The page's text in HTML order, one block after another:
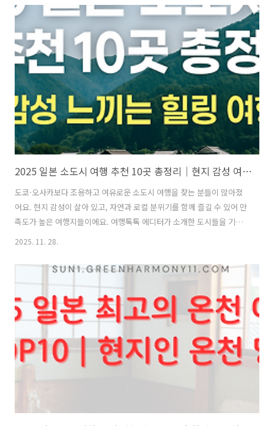
& 주요 명소사이타마 겨울 특징 & 주요 명소다테야마 구로베 알펜루트
겨울 특징 & 주요 명소홋카이도 유빙선 겨울 특징 & 주요 명소오타루 겨
울 특징 & 주요 명소아라시야마 겨울 특징 & 주요 명소지고쿠다니 원숭
이 공원 겨울 특징 & 주요 명소시라카와고 겨울 특징 & 주요 명소시라카
와고는 세계 문화 유산으로 등록된 마을이라 전통 가옥 풍경이 그대로 보
존..
2025 일본 소도시 여행 추천 10곳 총정리｜현지 감성 여행지
도쿄·오사카보다 조용하고 여유로운 소도시 여행을 찾는 분들이 많아졌
어요. 현지 감성이 살아 있고, 자연과 로컬 분위기를 함께 즐길 수 있어 만
족도가 높은 여행지들이에요. 여행톡톡 에디터가 소개한 도시들을 기반
으로, 여행 매력 포인트까지 함께 정리해봤어요! 목차센다이 소도시 여행
도시 여행 매력마쓰야마 소도시 여행 매력시즈오카 소도시 여행 매력기
타큐슈 소도시 여행 매력돗토리 소도시 여행 매력오카야마 소도시 여행
매력가나자와 소도시 여행 매력센다이 소도시 여행 매력 센다이는 하이
큐 성지로도 유명해 여행 목적이 다양해요. 소고기 요리인 우설이 대표
음식이라 먹거리 여행으로도 좋아요. 자연 풍경이 도시와 조화를 이뤄 히
로세 강과 자오온천도 많은 ..
2025. 11. 28.